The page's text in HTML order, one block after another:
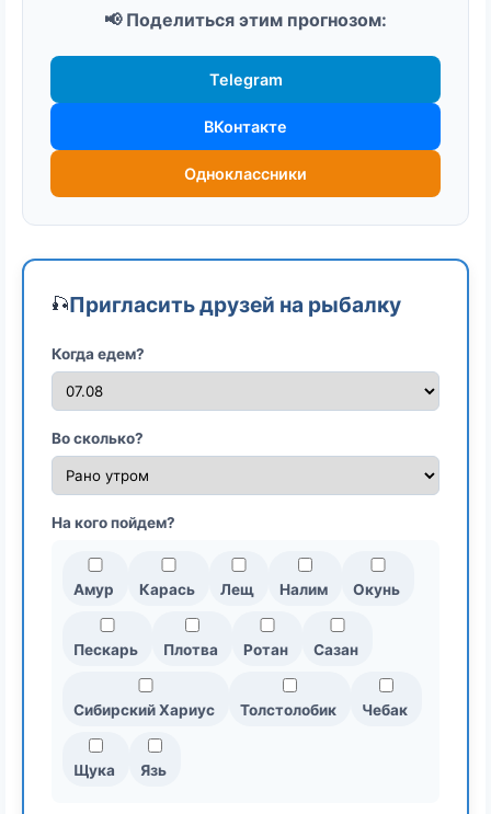
📢 Поделиться этим прогнозом:
Telegram
ВКонтакте
Одноклассники
🎣Пригласить друзей на рыбалку
Когда едем?
Во сколько?
На кого пойдем?
Амур Карась Лещ Налим Окунь
Пескарь Плотва Ротан Сазан
Сибирский Хариус Толстолобик Чебак
Щука Язь